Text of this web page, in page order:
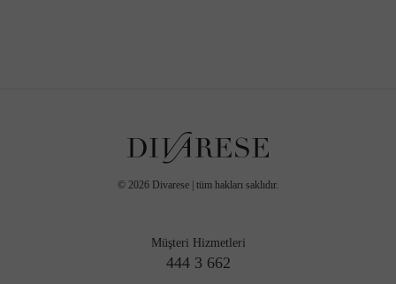
© 2026 Divarese | tüm hakları saklıdır.
Müşteri Hizmetleri
444 3 662